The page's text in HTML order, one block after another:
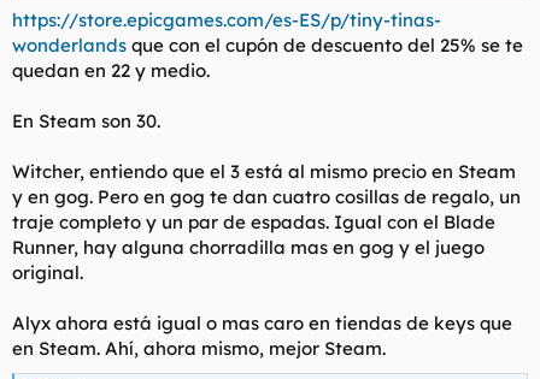
https://store.epicgames.com/es-ES/p/tiny-tinas-
wonderlands que con el cupón de descuento del 25% se te
quedan en 22 y medio.
En Steam son 30.
Witcher, entiendo que el 3 está al mismo precio en Steam
y en gog. Pero en gog te dan cuatro cosillas de regalo, un
traje completo y un par de espadas. Igual con el Blade
Runner, hay alguna chorradilla mas en gog y el juego
original.
Alyx ahora está igual o mas caro en tiendas de keys que
en Steam. Ahí, ahora mismo, mejor Steam.